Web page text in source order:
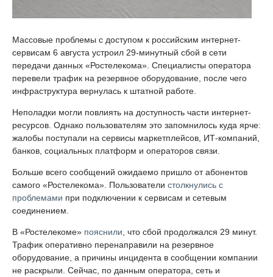
Массовые проблемы с доступом к российским интернет-
сервисам 6 августа устроил 29-минутный сбой в сети
передачи данных «Ростелекома». Специалисты оператора
перевели трафик на резервное оборудование, после чего
инфраструктура вернулась к штатной работе.
Неполадки могли повлиять на доступность части интернет-
ресурсов. Однако пользователям это запомнилось куда ярче:
жалобы поступали на сервисы маркетплейсов, ИТ-компаний,
банков, социальных платформ и операторов связи.
Больше всего сообщений ожидаемо пришло от абонентов
самого «Ростелекома». Пользователи столкнулись с
проблемами при подключении к сервисам и сетевым
соединением.
В «Ростелекоме» пояснили , что сбой продолжался 29 минут.
Трафик оперативно перенаправили на резервное
оборудование, а причины инцидента в сообщении компании
не раскрыли. Сейчас, по данным оператора, сеть и